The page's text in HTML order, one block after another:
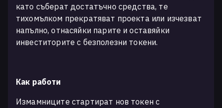
като съберат достатъчно средства, те
тихомълком прекратяват проекта или изчезват
напълно, отнасяйки парите и оставяйки
инвеститорите с безполезни токени.
Как работи
Измамниците стартират нов токен с